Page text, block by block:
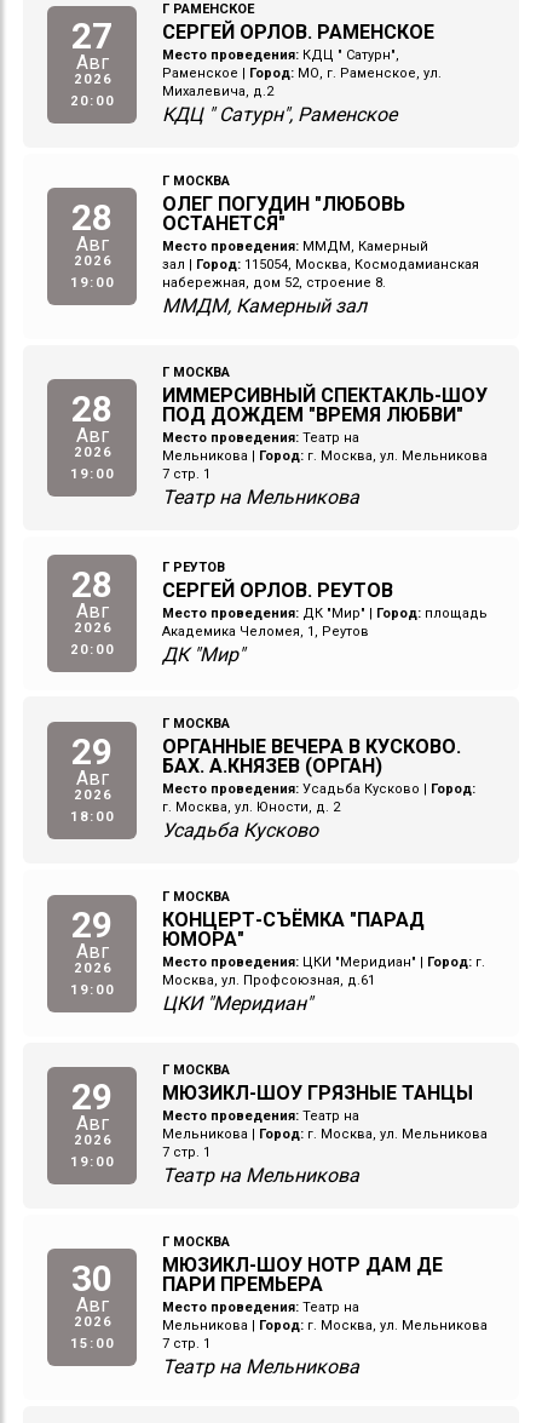
27
Авг
2026
20:00
Г РАМЕНСКОЕ
СЕРГЕЙ ОРЛОВ. РАМЕНСКОЕ
Место проведения: КДЦ " Сатурн",
Раменское
Город: МО, г. Раменское, ул.
Михалевича, д.2
КДЦ " Сатурн", Раменское
28
Авг
2026
19:00
Г МОСКВА
ОЛЕГ ПОГУДИН "ЛЮБОВЬ
ОСТАНЕТСЯ"
Место проведения: ММДМ, Камерный
зал
Город: 115054, Москва, Космодамианская
набережная, дом 52, строение 8.
ММДМ, Камерный зал
28
Авг
2026
19:00
Г МОСКВА
ИММЕРСИВНЫЙ СПЕКТАКЛЬ-ШОУ
ПОД ДОЖДЕМ "ВРЕМЯ ЛЮБВИ"
Место проведения: Театр на
Мельникова
Город: г. Москва, ул. Мельникова
7 стр. 1
Театр на Мельникова
28
Авг
2026
20:00
Г РЕУТОВ
СЕРГЕЙ ОРЛОВ. РЕУТОВ
Место проведения: ДК "Мир" | Город: площадь
Академика Челомея, 1, Реутов
ДК "Мир"
29
Авг
2026
18:00
Г МОСКВА
ОРГАННЫЕ ВЕЧЕРА В КУСКОВО.
БАХ. А.КНЯЗЕВ (ОРГАН)
Место проведения: Усадьба Кусково
Город:
г. Москва, ул. Юности, д. 2
Усадьба Кусково
29
Авг
2026
19:00
Г МОСКВА
КОНЦЕРТ-СЪЁМКА "ПАРАД
ЮМОРА"
Место проведения: ЦКИ "Меридиан" Город: г.
Москва, ул. Профсоюзная, д.61
ЦКИ "Меридиан"
29
Авг
2026
19:00
Г МОСКВА
МЮЗИКЛ-ШОУ ГРЯЗНЫЕ ТАНЦЫ
Место проведения: Театр на
Мельникова
Город: г. Москва, ул. Мельникова
7 стр. 1
Театр на Мельникова
30
Авг
2026
15:00
Г МОСКВА
МЮЗИКЛ-ШОУ НОТР ДАМ ДЕ
ПАРИ ПРЕМЬЕРА
Место проведения: Театр на
Мельникова
Город: г. Москва, ул. Мельникова
7 стр. 1
Театр на Мельникова